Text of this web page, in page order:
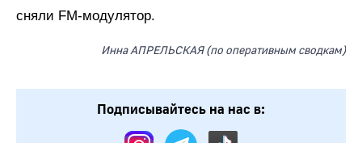
сняли FM-модулятор.
Инна АПРЕЛЬСКАЯ (по оперативным сводкам)
Подписывайтесь на нас в: